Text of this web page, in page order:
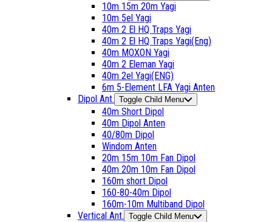
10m 15m 20m Yagi
10m 5el Yagi
40m 2 El HQ Traps Yagi
40m 2 El HQ Traps Yagi(Eng)
40m MOXON Yagi
40m 2 Eleman Yagi
40m 2el Yagi(ENG)
6m 5-Element LFA Yagi Anten
Dipol Ant. Toggle Child Menu
40m Short Dipol
40m Dipol Anten
40/80m Dipol
Windom Anten
20m 15m 10m Fan Dipol
40m 20m 10m Fan Dipol
160m short Dipol
160-80-40m Dipol
160m-10m Multiband Dipol
Vertical Ant. Toggle Child Menu